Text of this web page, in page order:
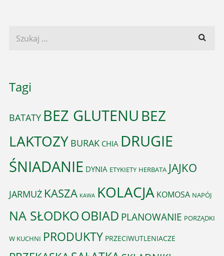
Tagi
BATATY BEZ GLUTENU BEZ
LAKTOZY BURAK CHIA DRUGIE
ŚNIADANIE DYNIA ETYKIETY HERBATA JAJKO
JARMUŻ KASZA KAWA KOLACJA KOMOSA NAPÓJ
NA SŁODKOOBIAD PLANOWANIE PORZĄDKI
W KUCHNI PRODUKTY PRZECIWUTLENIACZE